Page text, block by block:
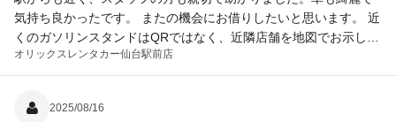
気持ち良かったです。 またの機会にお借りしたいと思います。 近
くのガソリンスタンドはQRではなく、近隣店舗を地図でお示しい
ただけるとわかりやすくて助かります。
オリックスレンタカー仙台駅前店
2025/08/16